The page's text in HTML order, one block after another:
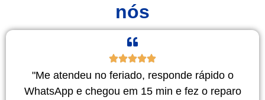
nós
"Me atendeu no feriado, responde rápido o
WhatsApp e chegou em 15 min e fez o reparo